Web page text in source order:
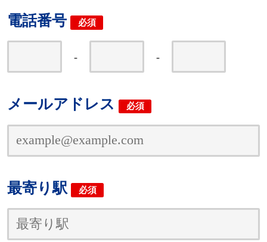
電話番号 必須
- -
メールアドレス 必須
最寄り駅 必須